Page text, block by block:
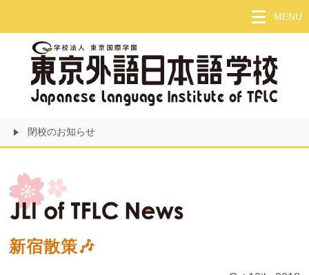
content
閉校のお知らせ
MENU
新宿散策🎶